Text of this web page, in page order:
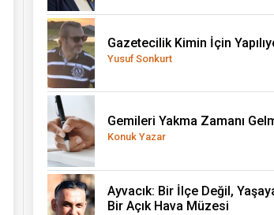
Gazetecilik Kimin İçin
Yusuf Sonkurt
Gemileri Yakma Zamanı
Konuk Yazar
Ayvacık: Bir İlçe Değil,
Bir Açık Hava Müzesi